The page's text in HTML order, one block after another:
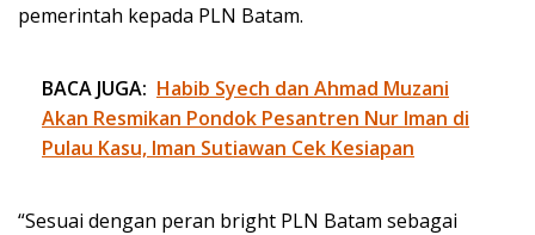
pemerintah kepada PLN Batam.
BACA JUGA: Habib Syech dan Ahmad Muzani
Akan Resmikan Pondok Pesantren Nur Iman di
Pulau Kasu, Iman Sutiawan Cek Kesiapan
“Sesuai dengan peran bright PLN Batam sebagai